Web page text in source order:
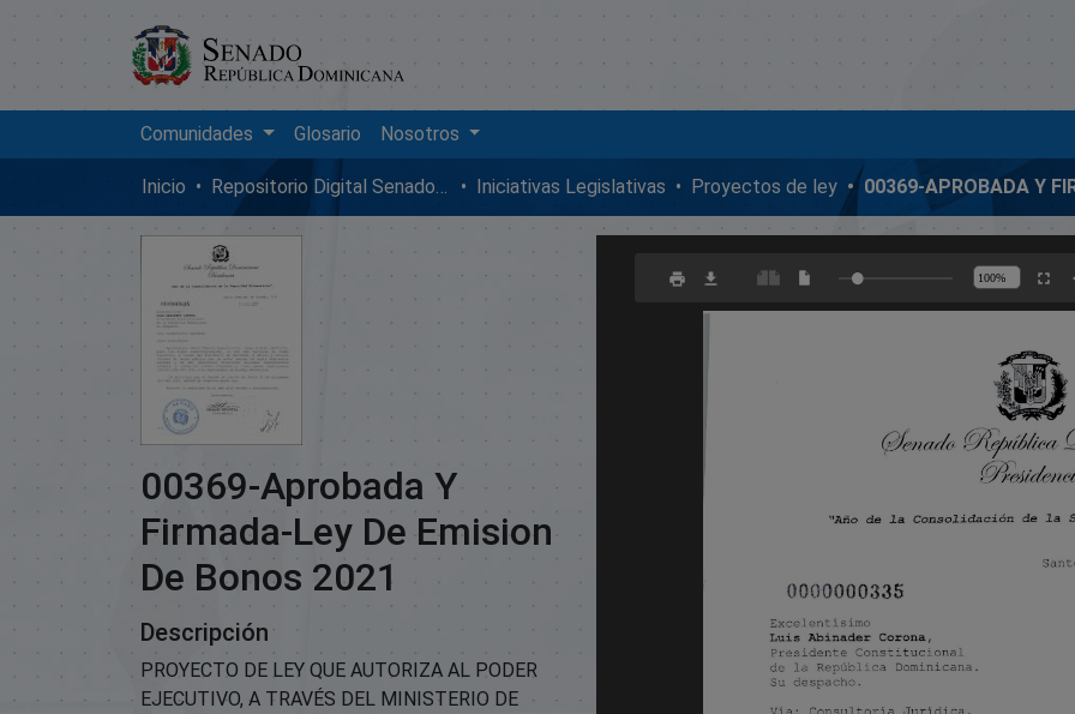
Comunidades Glosario Nosotros
Inicio Repositorio Digital SenadoRD Iniciativas Legislativas Proyectos de ley
00369-Aprobada Y
Firmada-Ley De Emision
De Bonos 2021
Descripción
PROYECTO DE LEY QUE AUTORIZA AL PODER
EJECUTIVO, A TRAVÉS DEL MINISTERIO DE